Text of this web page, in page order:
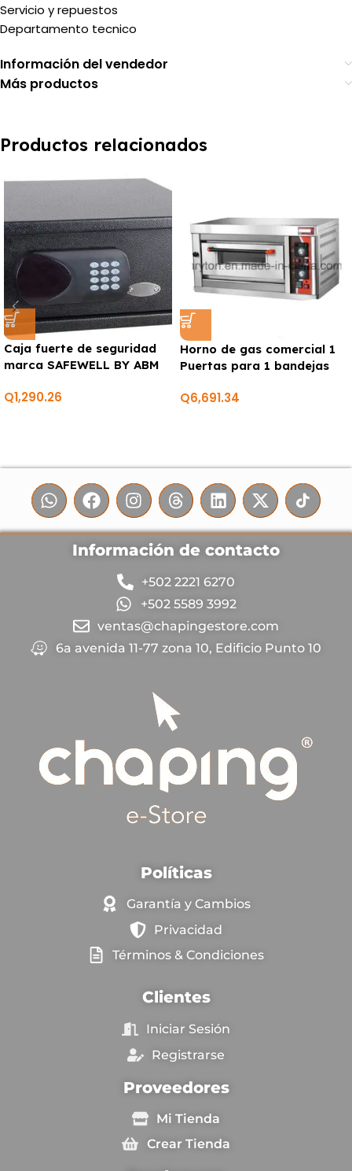
Servicio y repuestos
Departamento tecnico
Información del vendedor
Más productos
Productos relacionados
Caja fuerte de seguridad
marca SAFEWELL BY ABM
Q1,290.26
Horno de gas comercial 1
Puertas para 1 bandejas
Q6,691.34
Información de contacto
+502 2221 6270
+502 5589 3992
ventas@chapingestore.com
6a avenida 11-77 zona 10, Edificio Punto 10
Políticas
Garantía y Cambios
Privacidad
Términos & Condiciones
Clientes
Iniciar Sesión
Registrarse
Proveedores
Mi Tienda
Crear Tienda